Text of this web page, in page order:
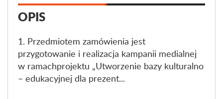
OPIS
1. Przedmiotem zamówienia jest
przygotowanie i realizacja kampanii medialnej
w ramachprojektu „Utworzenie bazy kulturalno
– edukacyjnej dla prezent...